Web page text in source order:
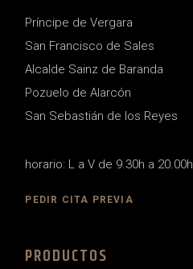
Príncipe de Vergara
San Francisco de Sales
Alcalde Sainz de Baranda
Pozuelo de Alarcón
San Sebastián de los Reyes
horario: L a V de 9.30h a 20.00h
PEDIR CITA PREVIA
PRODUCTOS